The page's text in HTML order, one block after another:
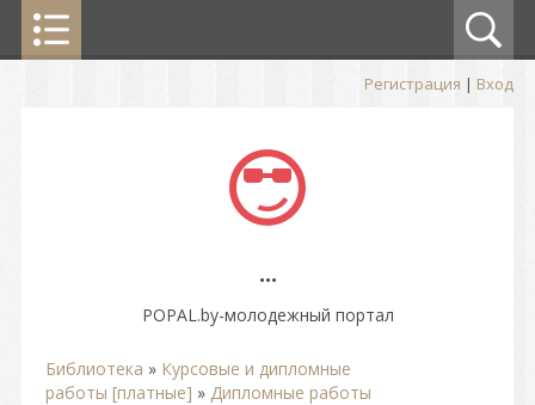
Регистрация | Вход
...
POPAL.by-молодежный портал
Библиотека » Курсовые и дипломные
работы [платные] » Дипломные работы